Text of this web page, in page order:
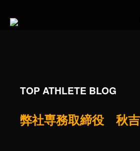
TOP ATHLETE BLOG
弊社専務取締役 秋